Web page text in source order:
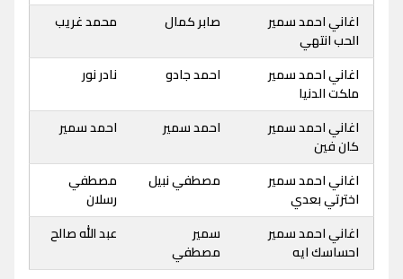
اغاني احمد سمير
الحب انتهي
صابر كمال محمد غريب
اغاني احمد سمير
ملكت الدنيا
احمد جادو نادر نور
اغاني احمد سمير
كان فين
احمد سمير احمد سمير
اغاني احمد سمير
اخترتي بعدي
مصطفي نبيل
مصطفي
رسلان
اغاني احمد سمير
احساسك ايه
سمير
مصطفي
عبد الله صالح